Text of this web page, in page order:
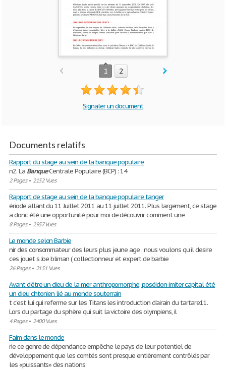
1 2
Signaler un document
Documents relatifs
Rapport du stage au sein de la banque populaire
n2. La BanqueCentrale Populaire (BCP) : 14
2 Pages• 2152 Vues
Rapport de stage au sein de la banque populaire tanger
ériode allant du 11 Juillet 2011 au 11 juillet 2011. Plus largement, ce stage
a donc été une opportunité pour moi de découvrir comment une
8 Pages• 2957 Vues
Le monde selon Barbie
nir des consommateur des leurs plus jeune age , nous voulons qu il desire
ces jouet s Joe bliman ( collectionneur et expert de barbie
26 Pages• 2151 Vues
Avant d'être un dieu de la mer anthropomorphe, poséidon imiter capital été
un dieu chtonien lié au monde souterrain
t c'est lui qui referme sur les Titans les introduction d'airain du tartare11.
Lors du partage du sphère qui suit la victoire des olympiens, il
4 Pages• 2400 Vues
Faim dans le monde
rie ce genre de dépendance empêche le pays de leur potentiel de
développement que les comtés sont presque entièrement contrôlés par
les «puissants» des nations